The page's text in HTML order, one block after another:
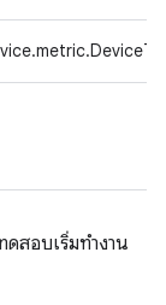
ดสอบเริ่มทำงาน